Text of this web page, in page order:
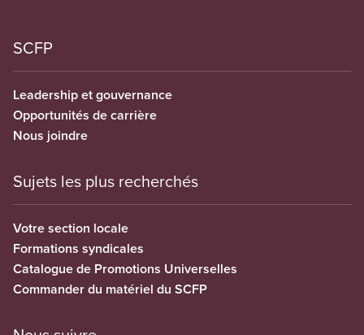
SCFP
Leadership et gouvernance
Opportunités de carrière
Nous joindre
Sujets les plus recherchés
Votre section locale
Formations syndicales
Catalogue de Promotions Universelles
Commander du matériel du SCFP